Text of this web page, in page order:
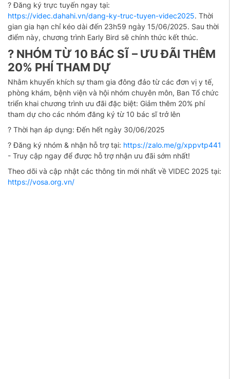
? Đăng ký trực tuyến ngay tại:
https://videc.dahahi.vn/dang-ky-truc-tuyen-videc2025. Thời
gian gia hạn chỉ kéo dài đến 23h59 ngày 15/06/2025. Sau thời
điểm này, chương trình Early Bird sẽ chính thức kết thúc.
? NHÓM TỪ 10 BÁC SĨ – ƯU ĐÃI THÊM
20% PHÍ THAM DỰ
Nhằm khuyến khích sự tham gia đông đảo từ các đơn vị y tế,
phòng khám, bệnh viện và hội nhóm chuyên môn, Ban Tổ chức
triển khai chương trình ưu đãi đặc biệt: Giảm thêm 20% phí
tham dự cho các nhóm đăng ký từ 10 bác sĩ trở lên
? Thời hạn áp dụng: Đến hết ngày 30/06/2025
? Đăng ký nhóm & nhận hỗ trợ tại: https://zalo.me/g/xppvtp441
- Truy cập ngay để được hỗ trợ nhận ưu đãi sớm nhất!
Theo dõi và cập nhật các thông tin mới nhất về VIDEC 2025 tại:
https://vosa.org.vn/